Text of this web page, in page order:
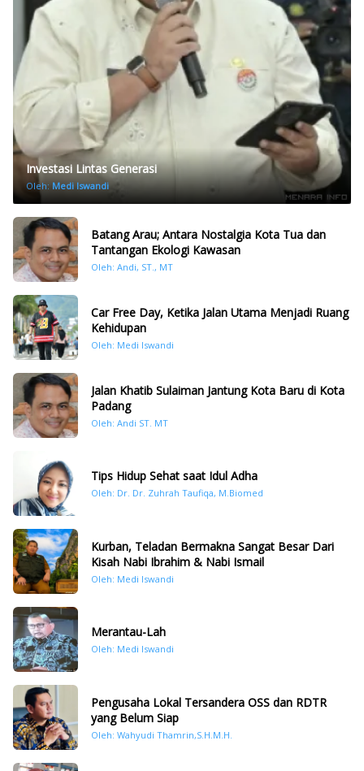
Investasi Lintas Generasi
Oleh: Medi Iswandi
Batang Arau; Antara Nostalgia Kota Tua dan
Tantangan Ekologi Kawasan
Oleh: Andi, ST., MT
Car Free Day, Ketika Jalan Utama Menjadi Ruang
Kehidupan
Oleh: Medi Iswandi
Jalan Khatib Sulaiman Jantung Kota Baru di Kota
Padang
Oleh: Andi ST. MT
Tips Hidup Sehat saat Idul Adha
Oleh: Dr. Dr. Zuhrah Taufiqa, M.Biomed
Kurban, Teladan Bermakna Sangat Besar Dari
Kisah Nabi Ibrahim & Nabi Ismail
Oleh: Medi Iswandi
Merantau-Lah
Oleh: Medi Iswandi
Pengusaha Lokal Tersandera OSS dan RDTR
yang Belum Siap
Oleh: Wahyudi Thamrin,S.H.M.H.